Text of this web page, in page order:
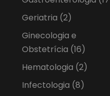
Geriatria (2)
Ginecologia e
Obstetrícia (16)
Hematologia (2)
Infectologia (8)